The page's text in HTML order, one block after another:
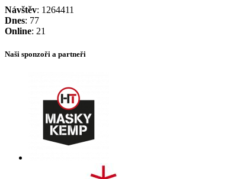
Návštěv: 1264411
Dnes: 77
Online: 21
Naši sponzoři a partneři